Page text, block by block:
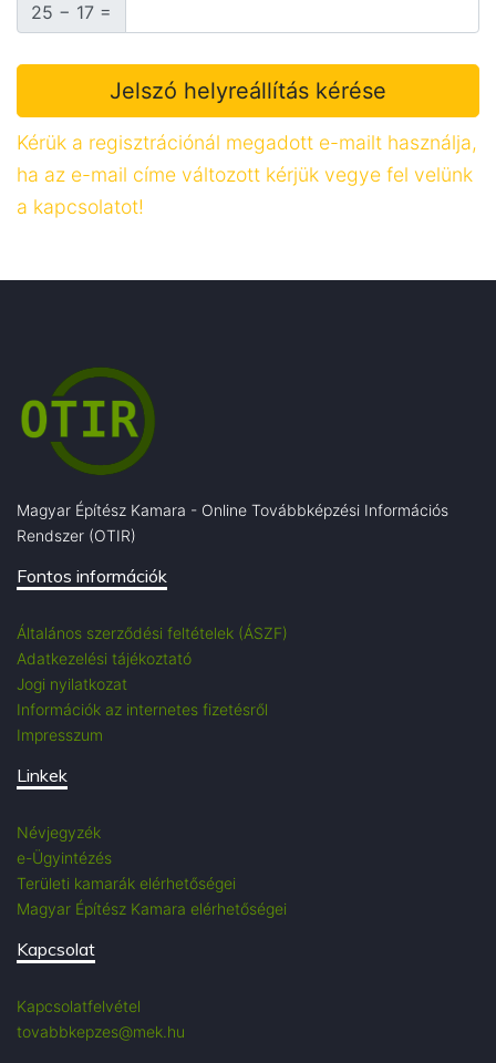
25 − 17 =
Kérük a regisztrációnál megadott e-mailt használja,
ha az e-mail címe változott kérjük vegye fel velünk
a kapcsolatot!
Magyar Építész Kamara - Online Továbbképzési Információs
Rendszer (OTIR)
Fontos információk
Általános szerződési feltételek (ÁSZF)
Adatkezelési tájékoztató
Jogi nyilatkozat
Információk az internetes fizetésről
Impresszum
Linkek
Névjegyzék
e-Ügyintézés
Területi kamarák elérhetőségei
Magyar Építész Kamara elérhetőségei
Kapcsolat
Kapcsolatfelvétel
tovabbkepzes@mek.hu